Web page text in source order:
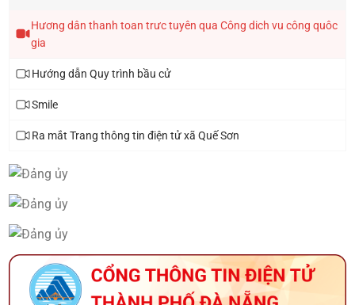
Hương dân thanh toan trưc tuyên qua Công dich vu công quôc
gia
Hướng dẫn Quy trình bầu cử
Smile
Ra mắt Trang thông tin điện tử xã Quế Sơn